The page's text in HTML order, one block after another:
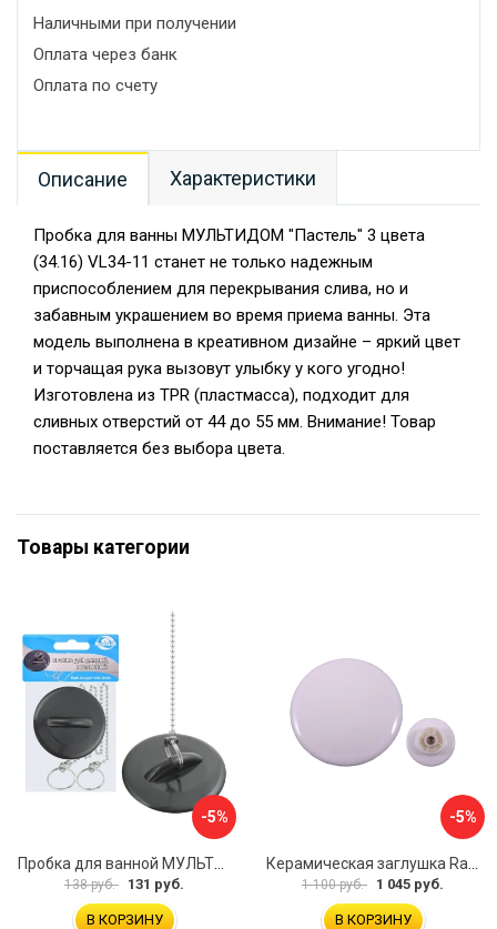
Наличными при получении
Оплата через банк
Оплата по счету
Описание Характеристики
Пробка для ванны МУЛЬТИДОМ "Пастель" 3 цвета
(34.16) VL34-11 станет не только надежным
приспособлением для перекрывания слива, но и
забавным украшением во время приема ванны. Эта
модель выполнена в креативном дизайне – яркий цвет
и торчащая рука вызовут улыбку у кого угодно!
Изготовлена из TPR (пластмасса), подходит для
сливных отверстий от 44 до 55 мм. Внимание! Товар
поставляется без выбора цвета.
Товары категории
-5%
138 руб. 131 руб.
В КОРЗИНУ
-5%
1 100 руб. 1 045 руб.
В КОРЗИНУ